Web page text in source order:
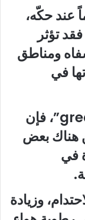
عند حكّه،
تؤثر
ومناطق
في
وحسب ما ذكرته صحيفة “greatist”، فإن
هناك بعض
في
وزيادة